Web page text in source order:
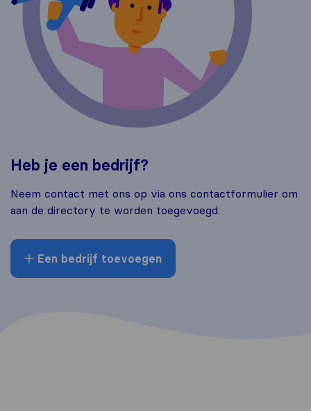
Heb je een bedrijf?
Neem contact met ons op via ons contactformulier om
aan de directory te worden toegevoegd.
Een bedrijf toevoegen